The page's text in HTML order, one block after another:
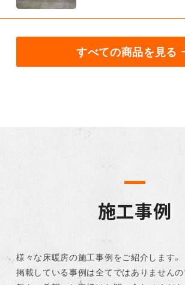
すべての商品を見る
施工事例
様々な床暖房の施工事例をご紹介します。
掲載している事例は全てではありませんの